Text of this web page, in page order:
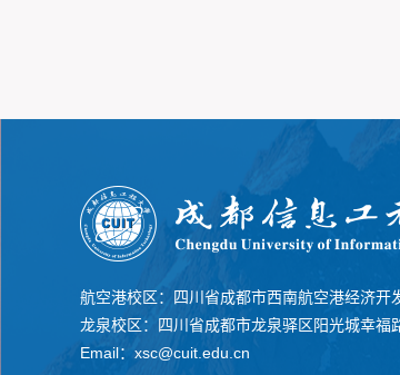
航空港校区：四川省成都市西南航空港经济开
龙泉校区：四川省成都市龙泉驿区阳光城幸福
Email：xsc@cuit.edu.cn